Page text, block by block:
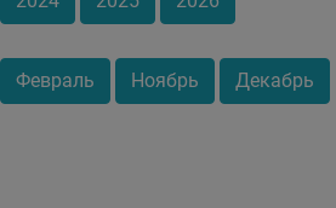
Февраль Ноябрь Декабрь